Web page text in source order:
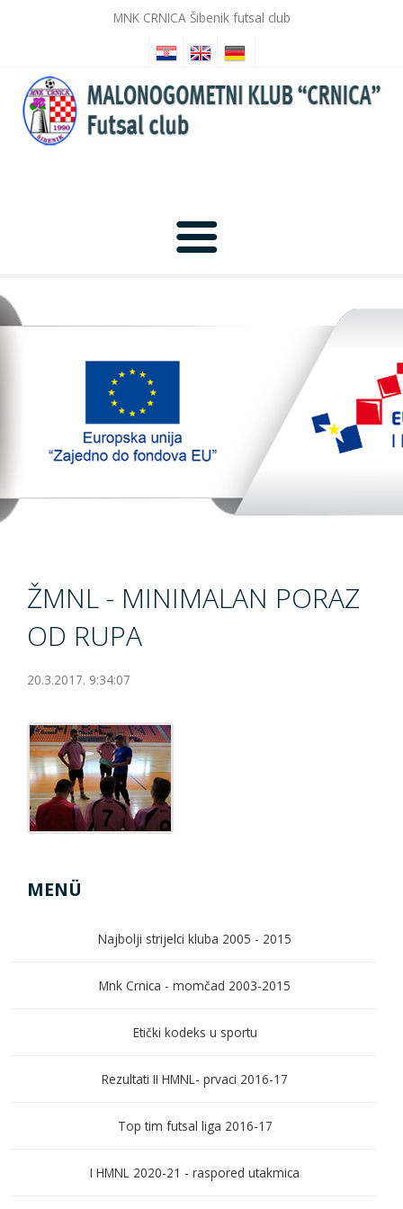
MNK CRNICA Šibenik futsal club
TopTim liga
ŽMNL - MINIMALAN PORAZ
OD RUPA
20.3.2017. 9:34:07
MENÜ
Najbolji strijelci kluba 2005 - 2015
Mnk Crnica - momčad 2003-2015
Etički kodeks u sportu
Rezultati II HMNL- prvaci 2016-17
Top tim futsal liga 2016-17
I HMNL 2020-21 - raspored utakmica